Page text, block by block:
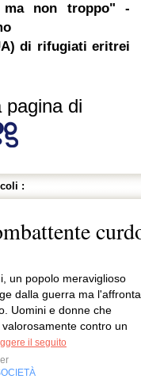
ma non troppo" -
di rifugiati eritrei
pagina di
:
un popolo meraviglioso
dalla guerra ma l'affronta
Uomini e donne che
contro un
il seguito